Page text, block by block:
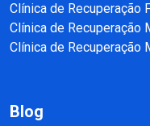
Clínica de Recuperação
Clínica de Recuperação
Clínica de Recuperação
Blog